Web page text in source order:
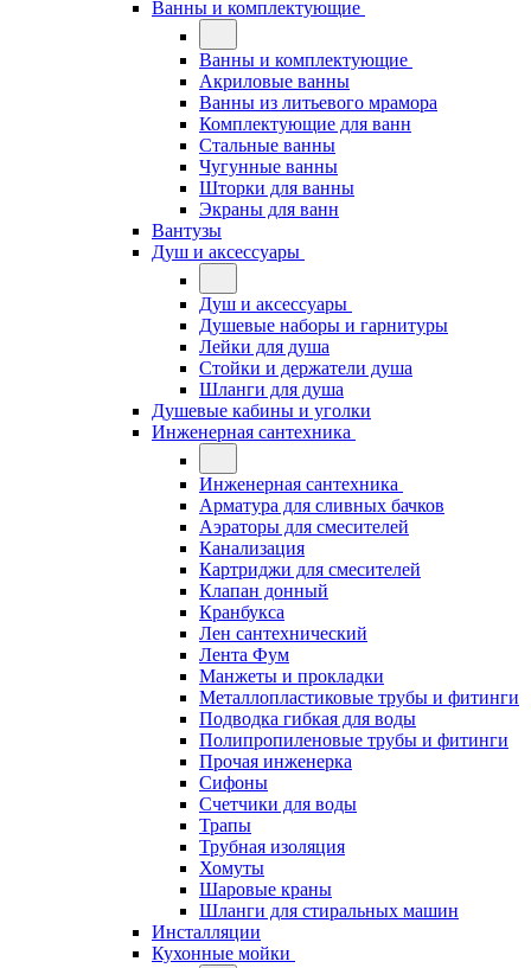
Ванны и комплектующие
Ванны и комплектующие
Акриловые ванны
Ванны из литьевого мрамора
Комплектующие для ванн
Стальные ванны
Чугунные ванны
Шторки для ванны
Экраны для ванн
Вантузы
Душ и аксессуары
Душ и аксессуары
Душевые наборы и гарнитуры
Лейки для душа
Стойки и держатели душа
Шланги для душа
Душевые кабины и уголки
Инженерная сантехника
Инженерная сантехника
Арматура для сливных бачков
Аэраторы для смесителей
Канализация
Картриджи для смесителей
Клапан донный
Кранбукса
Лен сантехнический
Лента Фум
Манжеты и прокладки
Металлопластиковые трубы и фитинги
Подводка гибкая для воды
Полипропиленовые трубы и фитинги
Прочая инженерка
Сифоны
Счетчики для воды
Трапы
Трубная изоляция
Хомуты
Шаровые краны
Шланги для стиральных машин
Инсталляции
Кухонные мойки